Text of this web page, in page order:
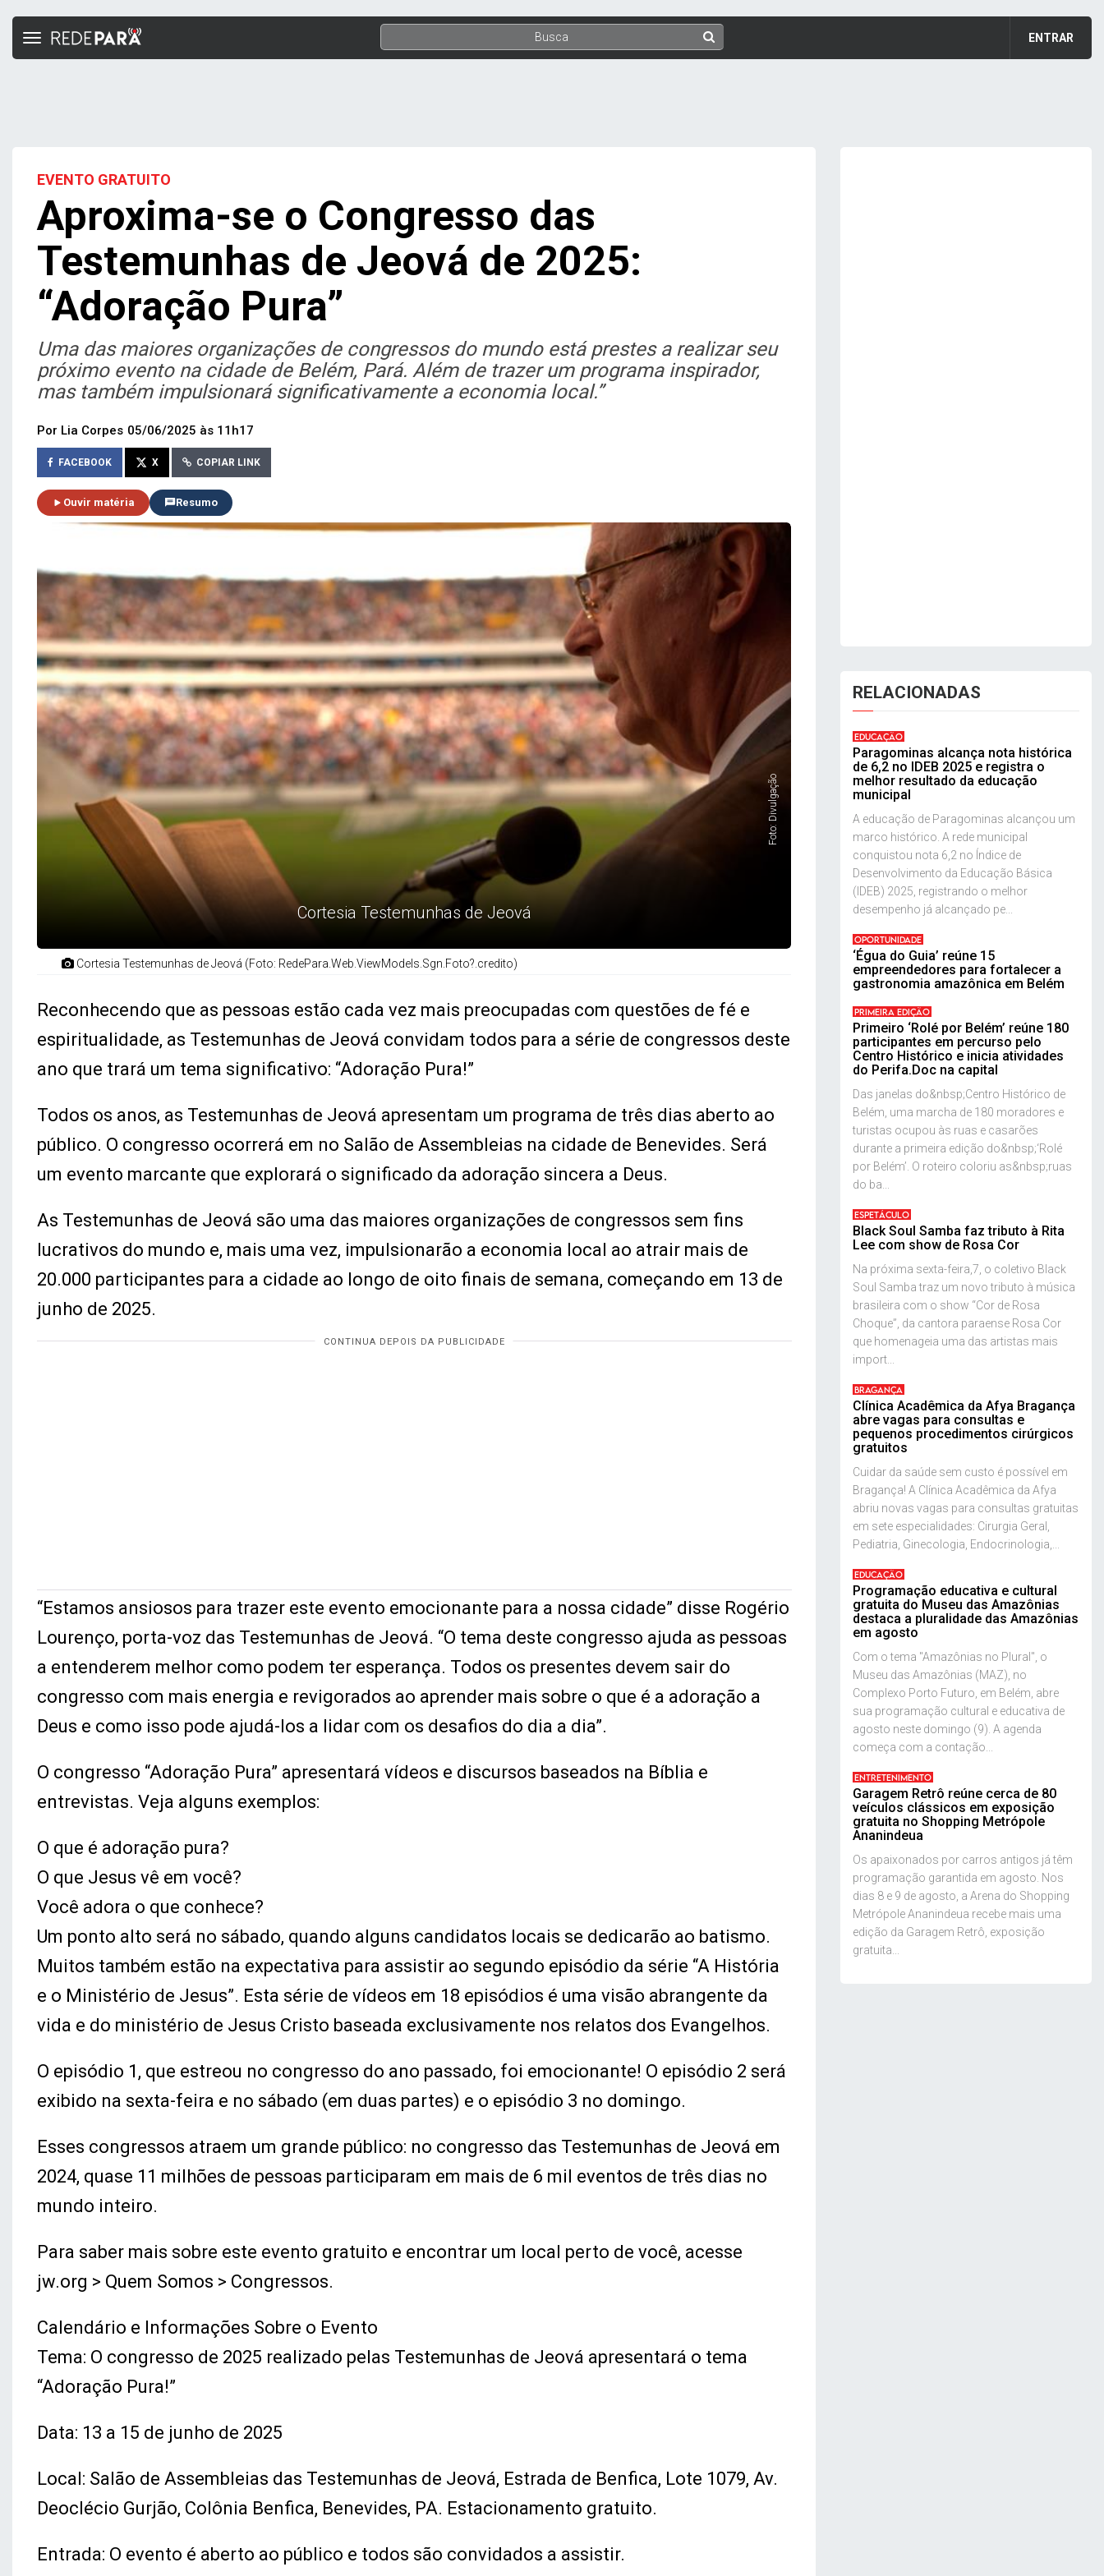
ENTRAR
Toggle
EVENTO GRATUITO
Aproxima-se o Congresso das
Testemunhas de Jeová de 2025:
“Adoração Pura”
Uma das maiores organizações de congressos do mundo está prestes a realizar seu
próximo evento na cidade de Belém, Pará. Além de trazer um programa inspirador,
mas também impulsionará significativamente a economia local.”
Por Lia Corpes 05/06/2025 às 11h17
FACEBOOK X COPIAR LINK
Ouvir matéria Resumo
Cortesia Testemunhas de Jeová
Foto: Divulgação
Cortesia Testemunhas de Jeová (Foto: RedePara.Web.ViewModels.Sgn.Foto?.credito)
Reconhecendo que as pessoas estão cada vez mais preocupadas com questões de fé e
espiritualidade, as Testemunhas de Jeová convidam todos para a série de congressos deste
ano que trará um tema significativo: “Adoração Pura!”
Todos os anos, as Testemunhas de Jeová apresentam um programa de três dias aberto ao
público. O congresso ocorrerá em no Salão de Assembleias na cidade de Benevides. Será
um evento marcante que explorará o significado da adoração sincera a Deus.
As Testemunhas de Jeová são uma das maiores organizações de congressos sem fins
lucrativos do mundo e, mais uma vez, impulsionarão a economia local ao atrair mais de
20.000 participantes para a cidade ao longo de oito finais de semana, começando em 13 de
junho de 2025.
“Estamos ansiosos para trazer este evento emocionante para a nossa cidade” disse Rogério
Lourenço, porta-voz das Testemunhas de Jeová. “O tema deste congresso ajuda as pessoas
a entenderem melhor como podem ter esperança. Todos os presentes devem sair do
congresso com mais energia e revigorados ao aprender mais sobre o que é a adoração a
Deus e como isso pode ajudá-los a lidar com os desafios do dia a dia”.
O congresso “Adoração Pura” apresentará vídeos e discursos baseados na Bíblia e
entrevistas. Veja alguns exemplos:
O que é adoração pura?
O que Jesus vê em você?
Você adora o que conhece?
Um ponto alto será no sábado, quando alguns candidatos locais se dedicarão ao batismo.
Muitos também estão na expectativa para assistir ao segundo episódio da série “A História
e o Ministério de Jesus”. Esta série de vídeos em 18 episódios é uma visão abrangente da
vida e do ministério de Jesus Cristo baseada exclusivamente nos relatos dos Evangelhos.
O episódio 1, que estreou no congresso do ano passado, foi emocionante! O episódio 2 será
exibido na sexta-feira e no sábado (em duas partes) e o episódio 3 no domingo.
Esses congressos atraem um grande público: no congresso das Testemunhas de Jeová em
2024, quase 11 milhões de pessoas participaram em mais de 6 mil eventos de três dias no
mundo inteiro.
Para saber mais sobre este evento gratuito e encontrar um local perto de você, acesse
jw.org > Quem Somos > Congressos.
Calendário e Informações Sobre o Evento
Tema: O congresso de 2025 realizado pelas Testemunhas de Jeová apresentará o tema
“Adoração Pura!”
Data: 13 a 15 de junho de 2025
Local: Salão de Assembleias das Testemunhas de Jeová, Estrada de Benfica, Lote 1079, Av.
Deoclécio Gurjão, Colônia Benfica, Benevides, PA. Estacionamento gratuito.
Entrada: O evento é aberto ao público e todos são convidados a assistir.
RELACIONADAS
EDUCAÇÃO
Paragominas alcança nota histórica
de 6,2 no IDEB 2025 e registra o
melhor resultado da educação
municipal
A educação de Paragominas alcançou um
marco histórico. A rede municipal
conquistou nota 6,2 no Índice de
Desenvolvimento da Educação Básica
(IDEB) 2025, registrando o melhor
desempenho já alcançado pe...
OPORTUNIDADE
‘Égua do Guia’ reúne 15
empreendedores para fortalecer a
gastronomia amazônica em Belém
PRIMEIRA EDIÇÃO
Primeiro ‘Rolé por Belém’ reúne 180
participantes em percurso pelo
Centro Histórico e inicia atividades
do Perifa.Doc na capital
Das janelas do&nbsp;Centro Histórico de
Belém, uma marcha de 180 moradores e
turistas ocupou às ruas e casarões
durante a primeira edição do&nbsp;‘Rolé
por Belém’. O roteiro coloriu as&nbsp;ruas
do ba...
ESPETÁCULO
Black Soul Samba faz tributo à Rita
Lee com show de Rosa Cor
Na próxima sexta-feira,7, o coletivo Black
Soul Samba traz um novo tributo à música
brasileira com o show “Cor de Rosa
Choque”, da cantora paraense Rosa Cor
que homenageia uma das artistas mais
import...
BRAGANÇA
Clínica Acadêmica da Afya Bragança
abre vagas para consultas e
pequenos procedimentos cirúrgicos
gratuitos
Cuidar da saúde sem custo é possível em
Bragança! A Clínica Acadêmica da Afya
abriu novas vagas para consultas gratuitas
em sete especialidades: Cirurgia Geral,
Pediatria, Ginecologia, Endocrinologia,...
EDUCAÇÃO
Programação educativa e cultural
gratuita do Museu das Amazônias
destaca a pluralidade das Amazônias
em agosto
Com o tema "Amazônias no Plural", o
Museu das Amazônias (MAZ), no
Complexo Porto Futuro, em Belém, abre
sua programação cultural e educativa de
agosto neste domingo (9). A agenda
começa com a contação...
ENTRETENIMENTO
Garagem Retrô reúne cerca de 80
veículos clássicos em exposição
gratuita no Shopping Metrópole
Ananindeua
Os apaixonados por carros antigos já têm
programação garantida em agosto. Nos
dias 8 e 9 de agosto, a Arena do Shopping
Metrópole Ananindeua recebe mais uma
edição da Garagem Retrô, exposição
gratuita...